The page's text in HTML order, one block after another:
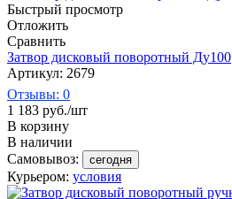
Быстрый просмотр
Отложить
Сравнить
Затвор дисковый поворотный Ду100
Артикул: 2679
Отзывы: 0
1 183 руб./шт
В корзину
В наличии
Самовывоз:
сегодня
Курьером: условия